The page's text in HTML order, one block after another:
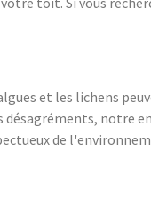
et les lichens
notre
de